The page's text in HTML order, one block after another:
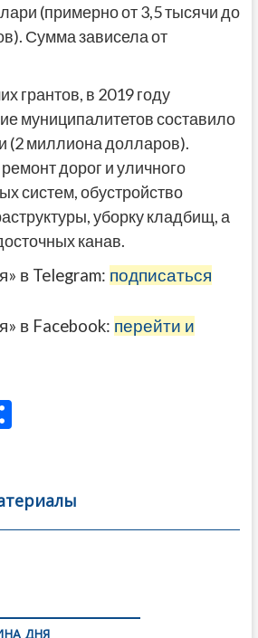
(примерно от 3,5 тысячи до
Сумма зависела от
грантов, в 2019 году
муниципалитетов составило
(2 миллиона долларов).
дорог и уличного
систем, обустройство
уборку кладбищ, а
канав.
в Telegram: подписаться
в Facebook: перейти и
О
а
в
ДНЯ